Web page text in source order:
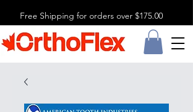
Free Shipping for orders over $175.00